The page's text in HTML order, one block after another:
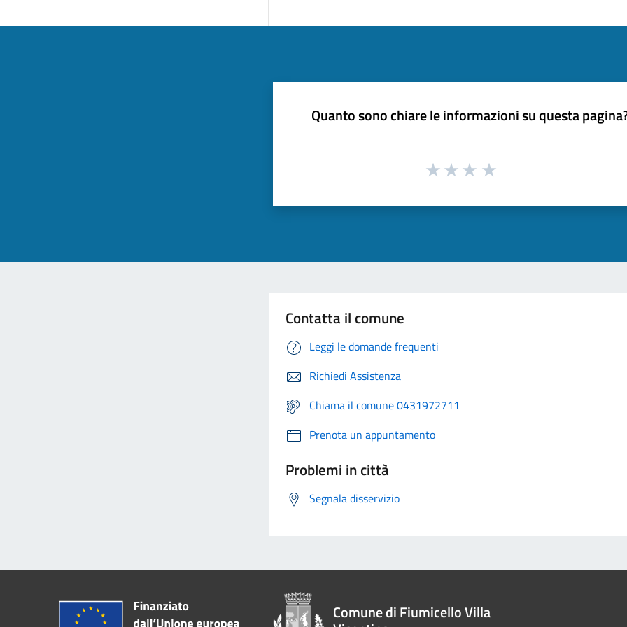
Quanto sono chiare le informazioni su questa
Contatta il comune
Leggi le domande frequenti
Richiedi Assistenza
Chiama il comune 0431972711
Prenota un appuntamento
Problemi in città
Segnala disservizio
Comune di Fiumicello Villa